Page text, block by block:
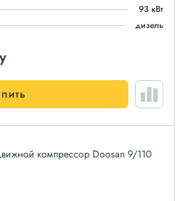
93 кВт
дизель
компрессор Doosan 9/110